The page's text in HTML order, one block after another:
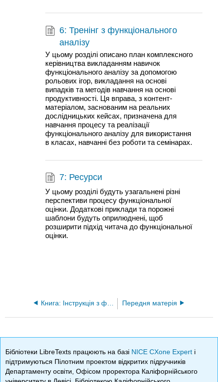
6: Тренінг з функціонального
аналізу
У цьому розділі описано план комплексного
керівництва викладанням навичок
функціонального аналізу за допомогою
рольових ігор, викладання на основі
випадків та методів навчання на основі
продуктивності. Ця вправа, з контент-
матеріалом, заснованим на реальних
дослідницьких кейсах, призначена для
навчання процесу та реалізації
функціонального аналізу для використання
в класах, навчанні без роботи та семінарах.
7: Ресурси
У цьому розділі будуть узагальнені різні
перспективи процесу функціональної
оцінки. Додаткові приклади та порожні
шаблони будуть оприлюднені, щоб
розширити підхід читача до функціональної
оцінки.
Передня матерія
Бібліотеки LibreTexts працюють на базі NICE CXone Expert і
підтримуються Пілотним проектом відкритих підручників
Департаменту освіти, Офісом проректора Каліфорнійського